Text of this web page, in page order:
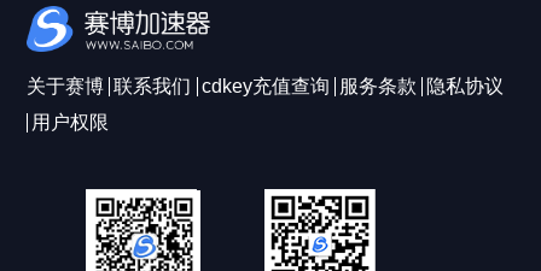
关于赛博 联系我们 cdkey充值查询 服务条款
隐私协议
用户权限